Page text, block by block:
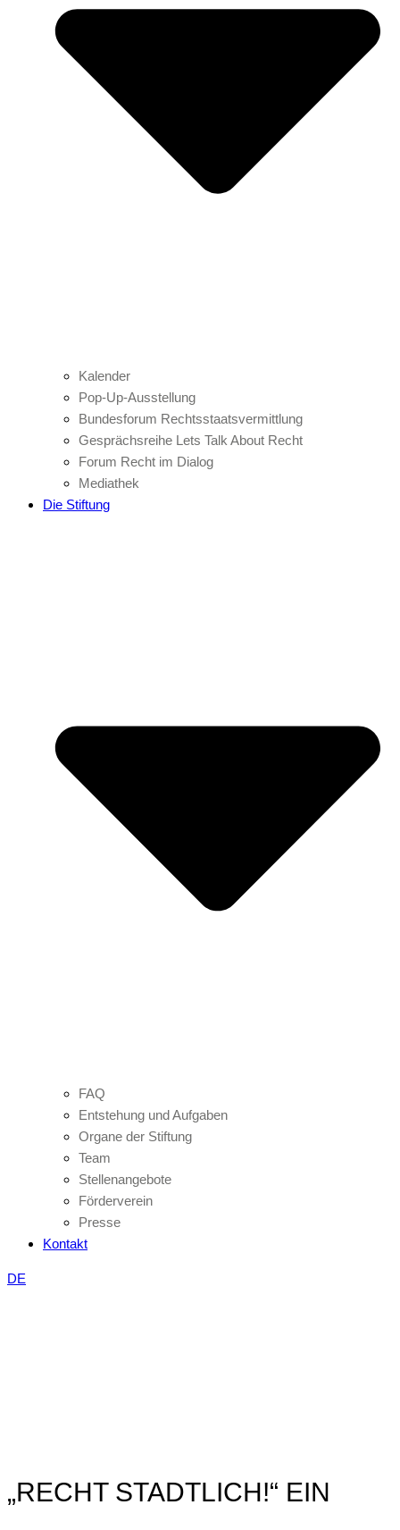
Kalender
Pop-Up-Ausstellung
Bundesforum Rechtsstaatsvermittlung
Gesprächsreihe Lets Talk About Recht
Forum Recht im Dialog
Mediathek
Die Stiftung
FAQ
Entstehung und Aufgaben
Organe der Stiftung
Team
Stellenangebote
Förderverein
Presse
Kontakt
DE
„RECHT STADTLICH!“ EIN